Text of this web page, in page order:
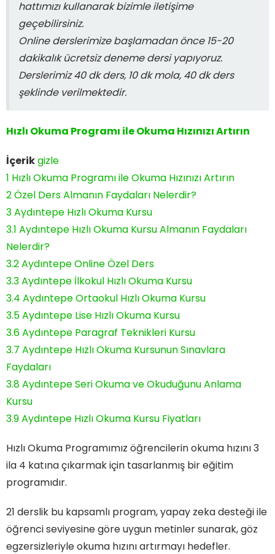
hattımızı kullanarak bizimle iletişime
geçebilirsiniz.
Online derslerimize başlamadan önce 15-20
dakikalık ücretsiz deneme dersi yapıyoruz.
Derslerimiz 40 dk ders, 10 dk mola, 40 dk ders
şeklinde verilmektedir.
Hızlı Okuma Programı ile Okuma Hızınızı Artırın
İçerikgizle
1 Hızlı Okuma Programı ile Okuma Hızınızı Artırın
2Özel Ders Almanın Faydaları Nelerdir?
3Aydıntepe Hızlı Okuma Kursu
3.1 Aydıntepe Hızlı Okuma Kursu Almanın Faydaları
Nelerdir?
3.2Aydıntepe Online Özel Ders
3.3Aydıntepe İlkokul Hızlı Okuma Kursu
3.4 Aydıntepe Ortaokul Hızlı Okuma Kursu
3.5Aydıntepe Lise Hızlı Okuma Kursu
3.6Aydıntepe Paragraf Teknikleri Kursu
3.7 Aydıntepe Hızlı Okuma Kursunun Sınavlara
Faydaları
3.8Aydıntepe Seri Okuma ve Okuduğunu Anlama
Kursu
3.9Aydıntepe Hızlı Okuma Kursu Fiyatları
Hızlı Okuma Programımız öğrencilerin okuma hızını 3
ila 4 katına çıkarmak için tasarlanmış bir eğitim
programıdır.
21 derslik bu kapsamlı program, yapay zeka desteği ile
öğrenci seviyesine göre uygun metinler sunarak, göz
egzersizleriyle okuma hızını artırmayı hedefler.